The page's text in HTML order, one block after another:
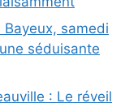
samedi
séduisante
: Le réveil